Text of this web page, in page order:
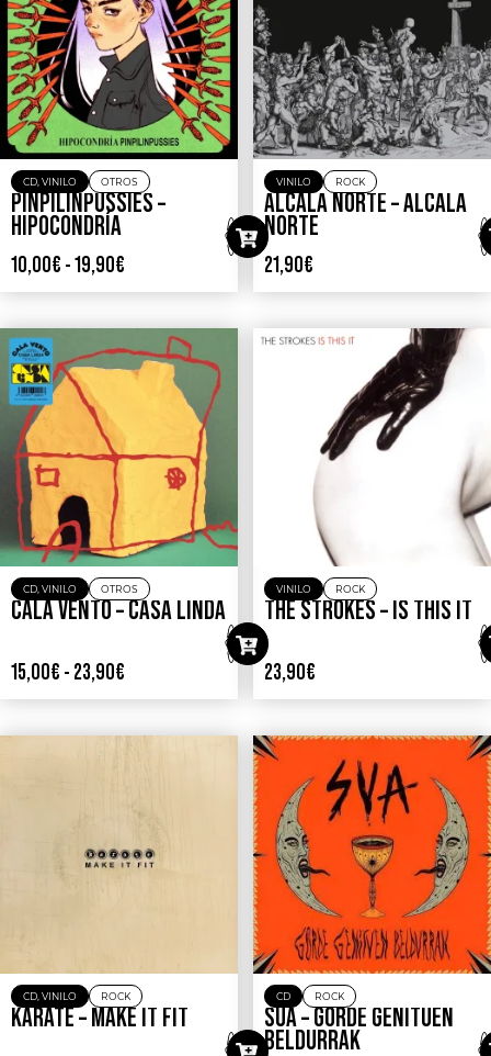
CD, VINILO OTROS
PINPILINPUSSIES –
HIPOCONDRÍA
10,00€ - 19,90€
VINILO ROCK
ALCALÁ NORTE – ALCALÁ
NORTE
21,90€
CD, VINILO OTROS
CALA VENTO – CASA LINDA
15,00€ - 23,90€
VINILO ROCK
THE STROKES – IS THIS IT
23,90€
CD, VINILO ROCK
KARATE – MAKE IT FIT
CD ROCK
SUA – GORDE GENITUEN
BELDURRAK